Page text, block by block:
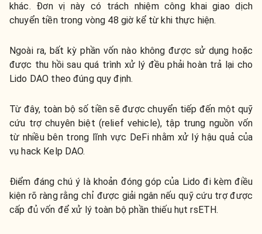
khác. Đơn vị này có trách nhiệm công khai giao dịch
chuyển tiền trong vòng 48 giờ kể từ khi thực hiện.
Ngoài ra, bất kỳ phần vốn nào không được sử dụng hoặc
được thu hồi sau quá trình xử lý đều phải hoàn trả lại cho
Lido DAO theo đúng quy định.
Từ đây, toàn bộ số tiền sẽ được chuyển tiếp đến một quỹ
cứu trợ chuyên biệt (relief vehicle), tập trung nguồn vốn
từ nhiều bên trong lĩnh vực DeFi nhằm xử lý hậu quả của
vụ hack Kelp DAO.
Điểm đáng chú ý là khoản đóng góp của Lido đi kèm điều
kiện rõ ràng rằng chỉ được giải ngân nếu quỹ cứu trợ được
cấp đủ vốn để xử lý toàn bộ phần thiếu hụt rsETH.